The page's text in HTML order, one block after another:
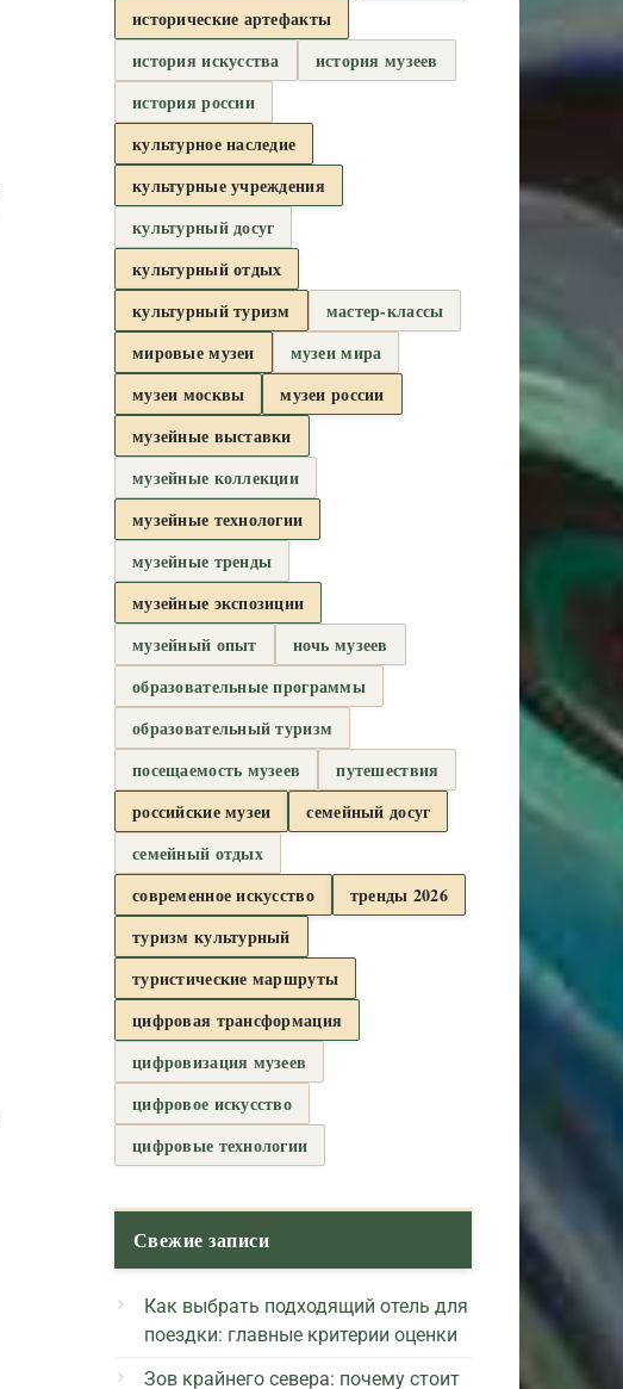
исторические артефакты
история искусства
история музеев
история россии
культурное наследие
культурные учреждения
культурный досуг
культурный отдых
культурный туризм
мастер-классы
мировые музеи
музеи мира
музеи москвы
музеи россии
музейные выставки
музейные коллекции
музейные технологии
музейные тренды
музейные экспозиции
музейный опыт
ночь музеев
образовательные программы
образовательный туризм
посещаемость музеев
путешествия
российские музеи
семейный досуг
семейный отдых
современное искусство
тренды 2026
туризм культурный
туристические маршруты
цифровая трансформация
цифровизация музеев
цифровое искусство
цифровые технологии
Свежие записи
Как выбрать подходящий отель для
поездки: главные критерии оценки
Зов крайнего севера: почему стоит